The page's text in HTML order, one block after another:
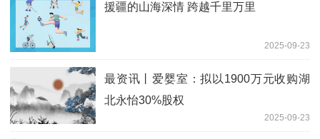
援疆的山海深情 跨越千里万里
2025-09-23
最资讯丨爱婴室：拟以1900万元收购湖
北永怡30%股权
2025-09-23